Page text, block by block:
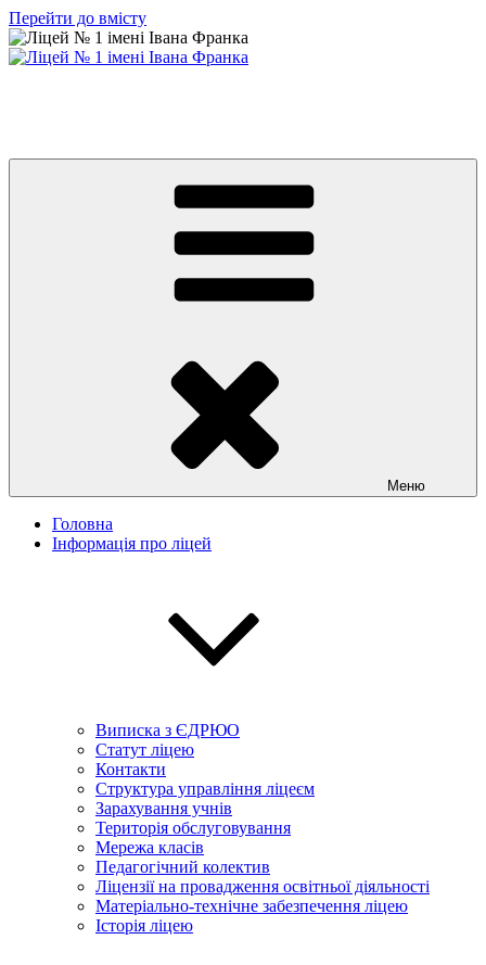
Перейти до вмісту
Меню
Головна
Інформація про ліцей
Виписка з ЄДРЮО
Статут ліцею
Контакти
Структура управління ліцеєм
Зарахування учнів
Територія обслуговування
Мережа класів
Педагогічний колектив
Ліцензії на провадження освітньої діяльності
Матеріально-технічне забезпечення ліцею
Історія ліцею